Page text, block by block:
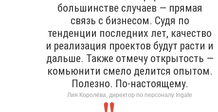
большинстве случаев — прямая
связь с бизнесом. Судя по
тенденции последних лет, качество
и реализация проектов будут расти и
дальше. Также отмечу открытость —
комьюнити смело делится опытом.
Полезно. По-настоящему.
Лия Королёва, директор по персоналу Ingate